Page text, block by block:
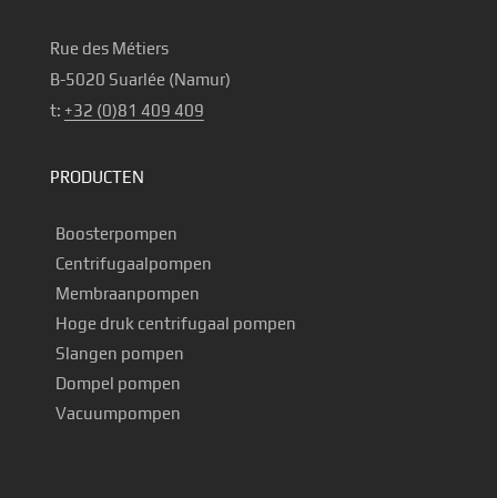
Rue des Métiers
B-5020 Suarlée (Namur)
t: +32 (0)81 409 409
PRODUCTEN
Boosterpompen
Centrifugaalpompen
Membraanpompen
Hoge druk centrifugaal pompen
Slangen pompen
Dompel pompen
Vacuumpompen